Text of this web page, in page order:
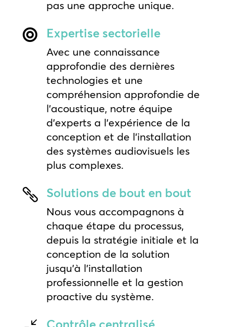
pas une approche unique.
 Expertise sectorielle
Avec une connaissance
approfondie des dernières
technologies et une
compréhension approfondie de
l’acoustique, notre équipe
d’experts a l’expérience de la
conception et de l’installation
des systèmes audiovisuels les
plus complexes.
 Solutions de bout en bout
Nous vous accompagnons à
chaque étape du processus,
depuis la stratégie initiale et la
conception de la solution
jusqu’à l’installation
professionnelle et la gestion
proactive du système.